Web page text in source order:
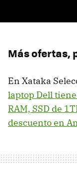
Más ofertas,
En Xataka
laptop Dell
RAM, SSD de
descuento en